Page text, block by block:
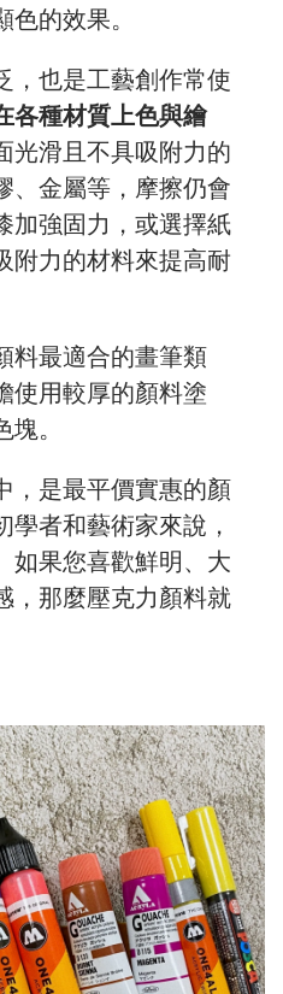
的效果。
，也是工藝創作常使
各種材質上色與繪
光滑且不具吸附力的
、金屬等，摩擦仍會
加強固力，或選擇紙
附力的材料來提高耐
料最適合的畫筆類
使用較厚的顏料塗
。
，是最平價實惠的顏
者和藝術家來說，
如果您喜歡鮮明、大
，那麼壓克力顏料就